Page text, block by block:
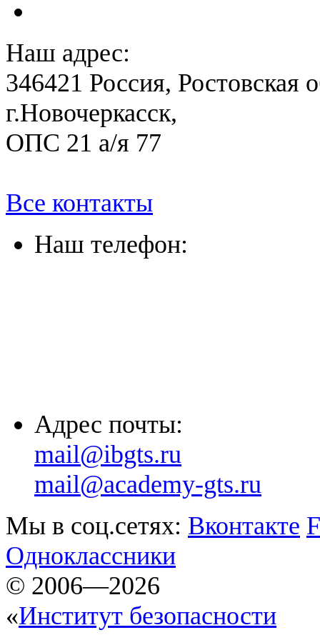
Наш адрес:
346421 Россия, Ростовская
г.Новочеркасск,
ОПС 21 а/я 77
Все контакты
Наш телефон:
Адрес почты:
mail@ibgts.ru
mail@academy-gts.ru
Мы в соц.сетях: Вконтакте
Одноклассники
© 2006—2026
«Институт безопасности